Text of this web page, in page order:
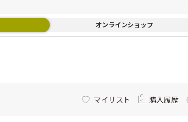
オンラインショップ
マイリスト 購入履歴